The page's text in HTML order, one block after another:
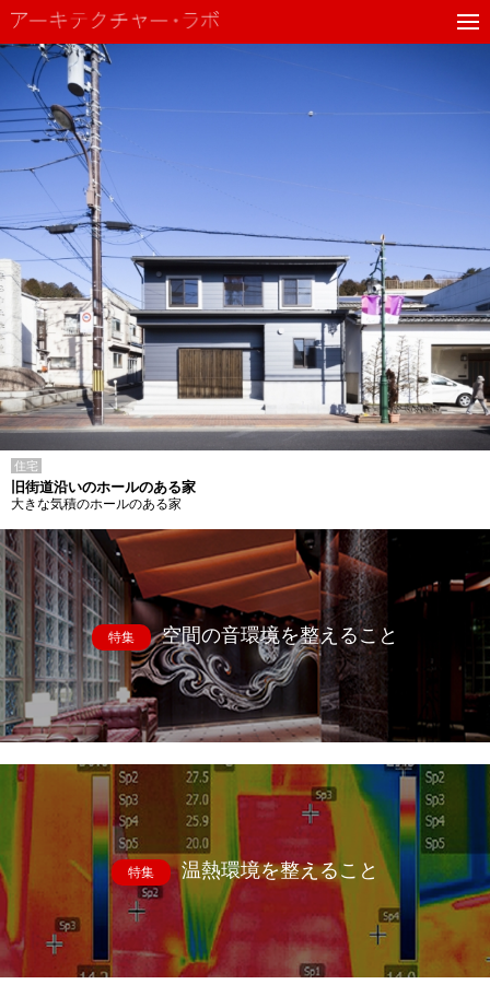
住宅
旧街道沿いのホールのある家
大きな気積のホールのある家
特集 空間の音環境を整えること
特集 温熱環境を整えること